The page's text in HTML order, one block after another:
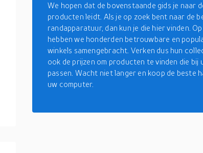
We hopen dat de bovenstaande gids je naar
producten leidt. Als je op zoek bent naar de
randapparatuur, dan kun je die hier vinden.
hebben we honderden betrouwbare en
winkels samengebracht. Verken dus hun
ook de prijzen om producten te vinden die bij
passen. Wacht niet langer en koop de beste
uw computer.